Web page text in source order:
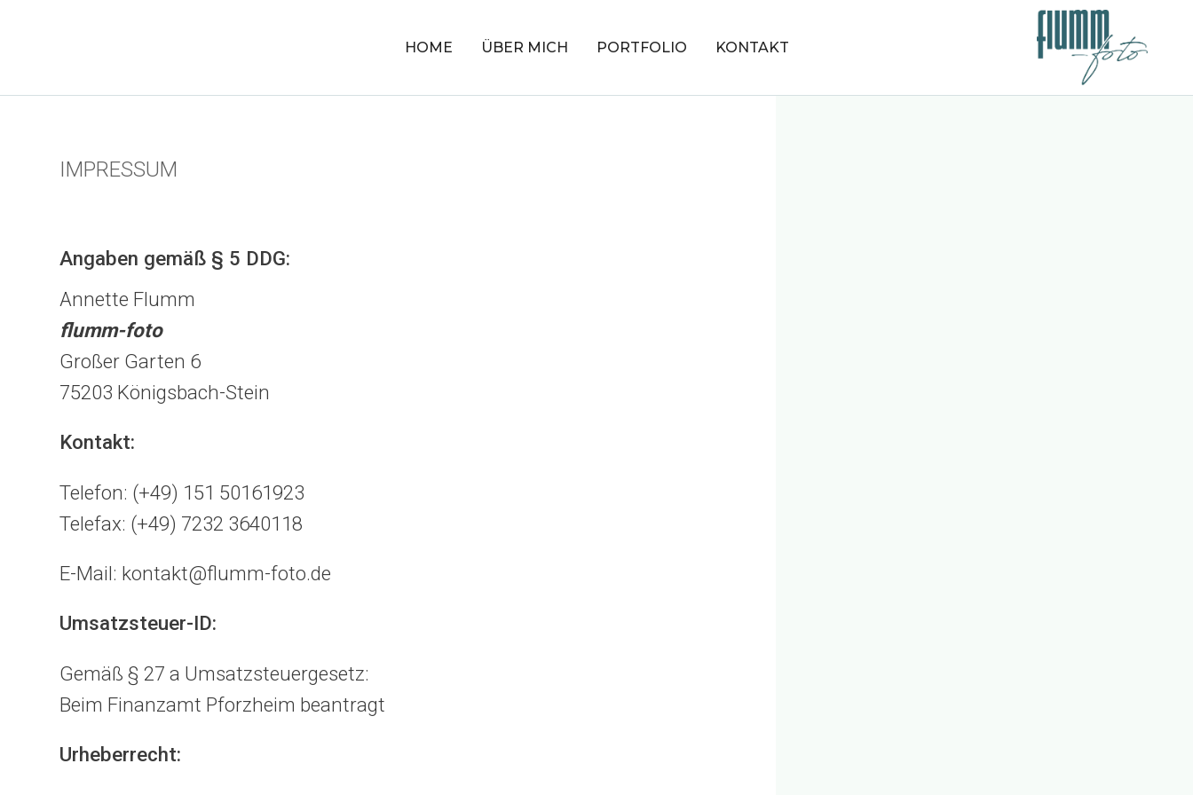
HOME ÜBER MICH PORTFOLIO KONTAKT
IMPRESSUM
Angaben gemäß § 5 DDG:
Annette Flumm
flumm-foto
Großer Garten 6
75203 Königsbach-Stein
Kontakt:
Telefon: (+49) 151 50161923
Telefax: (+49) 7232 3640118
E-Mail: kontakt@flumm-foto.de
Umsatzsteuer-ID:
Gemäß § 27 a Umsatzsteuergesetz:
Beim Finanzamt Pforzheim beantragt
Urheberrecht: